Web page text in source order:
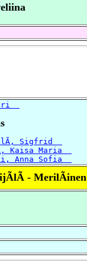
Sigfrid
Kaisa Maria
Anna Sofia
- MerilÃinen